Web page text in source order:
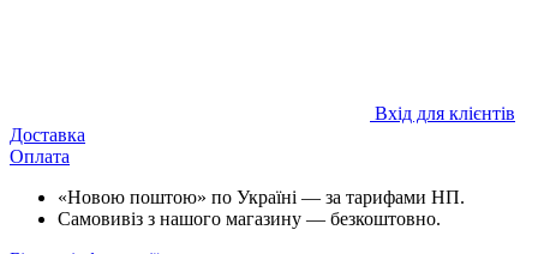
Вхід для клієнтів
Доставка
Оплата
«Новою поштою» по Україні — за тарифами НП.
Самовивіз з нашого магазину — безкоштовно.